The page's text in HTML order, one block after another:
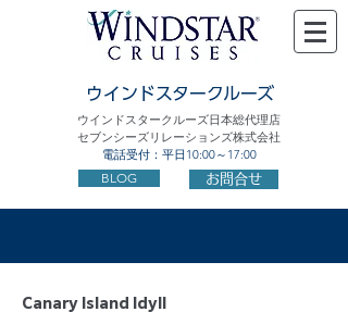
ウインドスタークルーズ
ウインドスタークルーズ日本総代理店
セブンシーズリレーションズ株式会社
電話受付：平日10:00～17:00
BLOG お問合せ
Canary Island Idyll